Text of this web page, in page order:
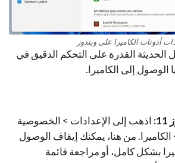
أذونات الكاميرا على ويندوز
الحديثة القدرة على التحكم الدقيق في
الوصول إلى الكاميرا.
اذهب إلى الإعدادات > الخصوصية
. من هنا، يمكنك إيقاف الوصول
بشكل كامل، أو مراجعة قائمة